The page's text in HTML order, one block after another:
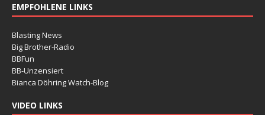
EMPFOHLENE LINKS
Blasting News
Big Brother-Radio
BBFun
BB-Unzensiert
Bianca Döhring Watch-Blog
VIDEO LINKS